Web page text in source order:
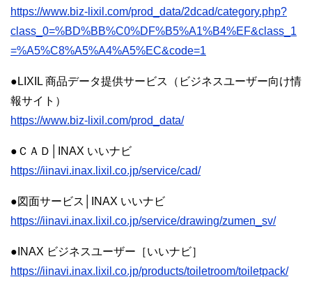
https://www.biz-lixil.com/prod_data/2dcad/category.php?
class_0=%BD%BB%C0%DF%B5%A1%B4%EF&class_1
=%A5%C8%A5%A4%A5%EC&code=1
●LIXIL 商品データ提供サービス（ビジネスユーザー向け情
報サイト）
https://www.biz-lixil.com/prod_data/
●ＣＡＤ│INAX いいナビ
https://iinavi.inax.lixil.co.jp/service/cad/
●図面サービス│INAX いいナビ
https://iinavi.inax.lixil.co.jp/service/drawing/zumen_sv/
●INAX ビジネスユーザー［いいナビ］
https://iinavi.inax.lixil.co.jp/products/toiletroom/toiletpack/